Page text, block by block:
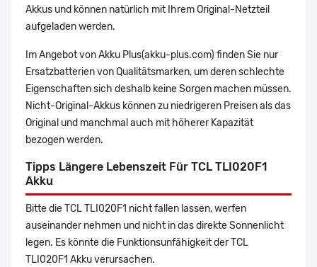
Akkus und können natürlich mit Ihrem Original-Netzteil
aufgeladen werden.
Im Angebot von Akku Plus(akku-plus.com) finden Sie nur
Ersatzbatterien von Qualitätsmarken, um deren schlechte
Eigenschaften sich deshalb keine Sorgen machen müssen.
Nicht-Original-Akkus können zu niedrigeren Preisen als das
Original und manchmal auch mit höherer Kapazität
bezogen werden.
Tipps Längere Lebenszeit Für TCL TLI020F1
Akku
Bitte die TCL TLI020F1 nicht fallen lassen, werfen
auseinander nehmen und nicht in das direkte Sonnenlicht
legen. Es könnte die Funktionsunfähigkeit der TCL
TLI020F1 Akku verursachen.